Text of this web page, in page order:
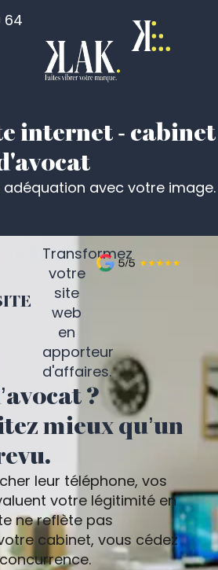
64
internet - cabinet
adéquation avec votre image.
Transformez
votre
site
web
en
apporteur
d'affaires.
?
mieux qu’un
leur téléphone, vos
votre légitimité en
ne reflète pas
cabinet, vous cédez